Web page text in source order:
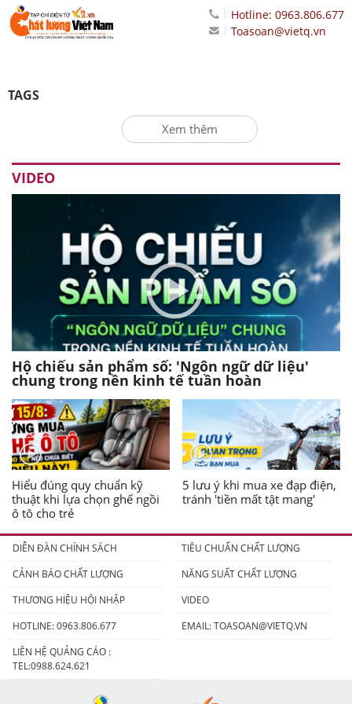
Hotline: 0963.806.677
Toasoan@vietq.vn
TAGS
Xem thêm
VIDEO
Hộ chiếu sản phẩm số: 'Ngôn ngữ dữ liệu'
chung trong nền kinh tế tuần hoàn
Hiểu đúng quy chuẩn kỹ
thuật khi lựa chọn ghế ngồi
ô tô cho trẻ
5 lưu ý khi mua xe đạp điện,
tránh 'tiền mất tật mang'
DIỄN ĐÀN CHÍNH SÁCH
TIÊU CHUẨN CHẤT LƯỢNG
CẢNH BÁO CHẤT LƯỢNG
NĂNG SUẤT CHẤT LƯỢNG
THƯƠNG HIỆU HỘI NHẬP
VIDEO
HOTLINE: 0963.806.677
EMAIL:TOASOAN@VIETQ.VN
LIÊN HỆ QUẢNG CÁO :
TEL:0988.624.621